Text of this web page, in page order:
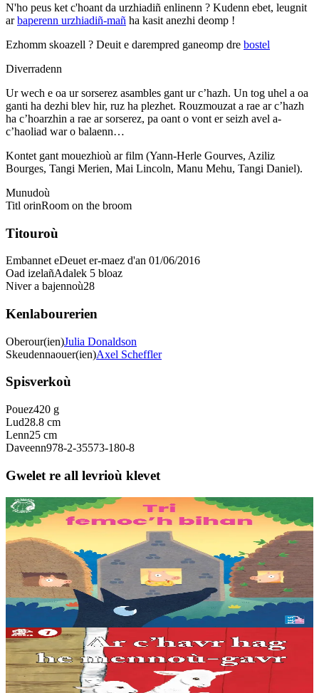
N'ho peus ket c'hoant da urzhiadiñ enlinenn ? Kudenn ebet, leugnit
arbaperenn urzhiadiñ-mañ ha kasit anezhi deomp !
Ezhomm skoazell ? Deuit e darempred ganeomp dre bostel
Diverradenn
Ur wech e oa ur sorserez asambles gant ur c’hazh. Un tog uhel a oa
ganti ha dezhi blev hir, ruz ha plezhet. Rouzmouzat a rae ar c’hazh
ha c’hoarzhin a rae ar sorserez, pa oant o vont er seizh avel a-
c’haoliad war o balaenn…
Kontet gant mouezhioù ar film (Yann-Herle Gourves, Aziliz
Bourges, Tangi Merien, Mai Lincoln, Manu Mehu, Tangi Daniel).
Munudoù
Titl orinRoom on the broom
Titouroù
Embannet eDeuet er-maez d'an 01/06/2016
Oad izelañAdalek 5 bloaz
Niver a bajennoù28
Kenlabourerien
Oberour(ien)Julia Donaldson
Skeudennaouer(ien)Axel Scheffler
Spisverkoù
Pouez420 g
Lud28.8 cm
Lenn25 cm
Daveenn978-2-35573-180-8
Gwelet re all levrioù klevet
3 bloaz hag ouzhpenn
TES
Tri femoc'h bihan
Ur wech e oa tri femoc’h bihan hag a veve eürus gant o zud. Un
deiz koulskoude e voe poent da bep hini kaout e di ! Ur rummad
savet a-ratozh evit ar vugale...
5 bloaz hag ouzhpenn
TES
Ar c'havr hag he mennoù-gavr